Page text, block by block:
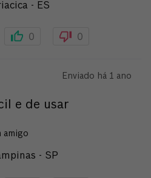
- ES
0 0
Enviado há 1 ano
e de usar
amigo
- SP